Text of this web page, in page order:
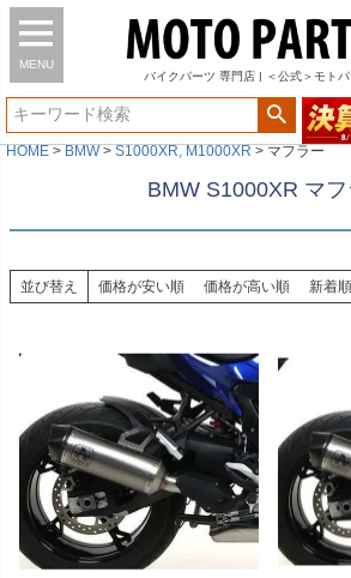
MENU
バイク パーツ 専門店 | ＜公式＞モト
HOME BMW S1000XR, M1000XR マフラー
BMW S1000XR マ
並び替え 価格が安い順 価格が高い順 新着順